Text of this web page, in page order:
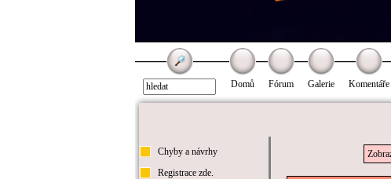
Domů Fórum Galerie Komentáře
Chyby a návrhy
Registrace zde.